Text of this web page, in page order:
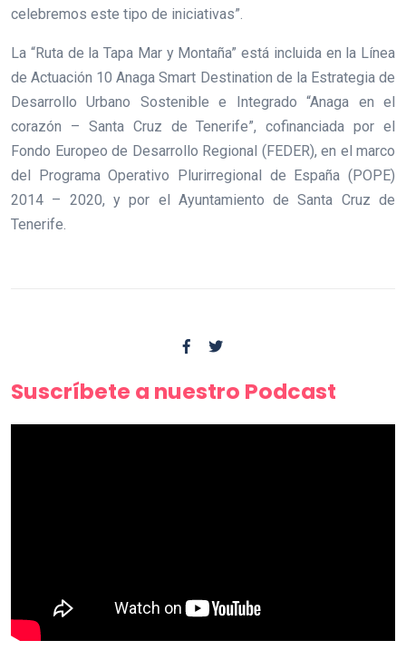
celebremos este tipo de iniciativas”.
La “Ruta de la Tapa Mar y Montaña” está incluida en la Línea
de Actuación 10 Anaga Smart Destination de la Estrategia de
Desarrollo Urbano Sostenible e Integrado “Anaga en el
corazón – Santa Cruz de Tenerife”, cofinanciada por el
Fondo Europeo de Desarrollo Regional (FEDER), en el marco
del Programa Operativo Plurirregional de España (POPE)
2014 – 2020, y por el Ayuntamiento de Santa Cruz de
Tenerife.
Suscríbete a nuestro Podcast